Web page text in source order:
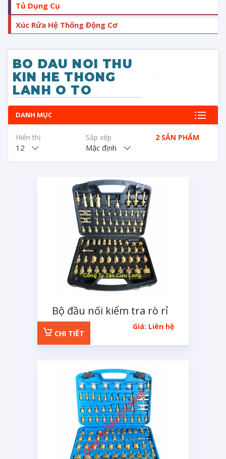
Tủ Dụng Cụ
Xúc Rửa Hệ Thống Động Cơ
BO DAU NOI THU
KIN HE THONG
LANH O TO
DANH MỤC
2 SẢN PHẨM
Sắp xếp
Mặc định
Hiển thị
12
Bộ đầu nối kiểm tra rò rỉ
hệ thống lạnh 77 chi tiết
Giá: Liên hệ
CHI TIẾT